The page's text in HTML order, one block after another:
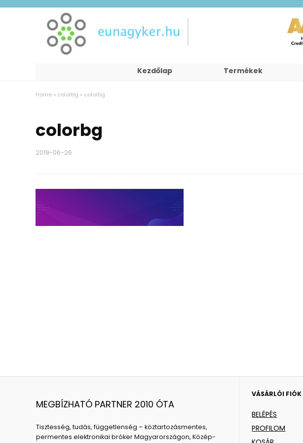
Kezdőlap Termékek
Home » colorbg » colorbg
colorbg
2019-06-26
MEGBÍZHATÓ PARTNER 2010 ÓTA
Tisztesség, tudás, függetlenség – köztartozásmentes,
permentes elektronikai bróker Magyarországon, Közép-
VÁSÁRLÓI FIÓK
BELÉPÉS
PROFILOM